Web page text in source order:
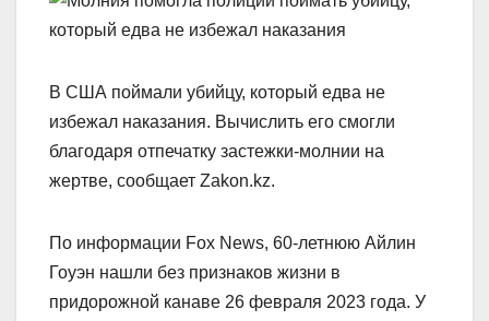
В США поймали убийцу, который едва не
избежал наказания. Вычислить его смогли
благодаря отпечатку застежки-молнии на
жертве, сообщает Zakon.kz.
По информации Fox News, 60-летнюю Айлин
Гоуэн нашли без признаков жизни в
придорожной канаве 26 февраля 2023 года. У